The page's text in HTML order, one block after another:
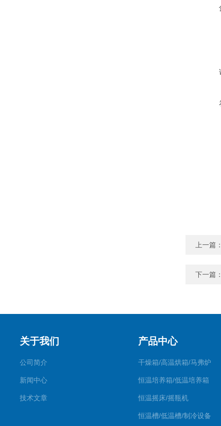
上一篇
下一篇
关于我们
公司简介
新闻中心
技术文章
产品中心
干燥箱/高温烘箱/马弗炉
恒温培养箱/低温培养箱
恒温摇床/摇瓶机
恒温槽/低温槽/制冷设备